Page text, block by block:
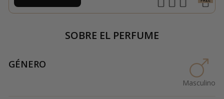
SOBRE EL PERFUME
GÉNERO
Masculino